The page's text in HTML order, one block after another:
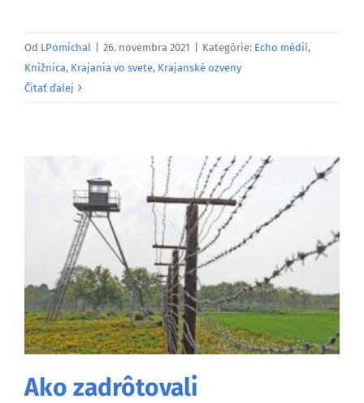
Od LPomichal 26. novembra 2021 Kategórie: Echo médií,
Knižnica, Krajania vo svete, Krajanské ozveny
Čítať ďalej
Ako zadrôtovali